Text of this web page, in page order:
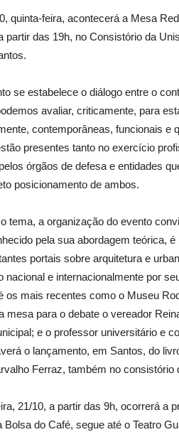
quinta-feira, acontecerá a Mesa
partir das 19h, no Consistório da
se estabelece o diálogo entre o
avaliar, criticamente, para
contemporâneas, funcionais e
presentes tanto no exercício
órgãos de defesa e entidades
posicionamento de ambos.
tema, a organização do evento
pela sua abordagem teórica,
portais sobre arquitetura e
nacional e internacionalmente por
os mais recentes como o Museu
mesa para o debate o vereador
e o professor universitário e
o lançamento, em Santos, do
Ferraz, também no consistório
21/10, a partir das 9h, ocorrerá a
Bolsa do Café, segue até o Teatro